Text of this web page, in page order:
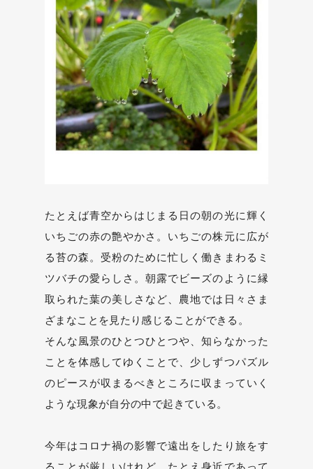
たとえば青空からはじまる日の朝の光に輝く
いちごの赤の艶やかさ。いちごの株元に広が
る苔の森。受粉のために忙しく働きまわるミ
ツバチの愛らしさ。朝露でビーズのように縁
取られた葉の美しさなど、農地では日々さま
ざまなことを見たり感じることができる。
そんな風景のひとつひとつや、知らなかった
ことを体感してゆくことで、少しずつパズル
のピースが収まるべきところに収まっていく
ような現象が自分の中で起きている。
今年はコロナ禍の影響で遠出をしたり旅をす
ることが厳しいけれど、たとえ身近であって